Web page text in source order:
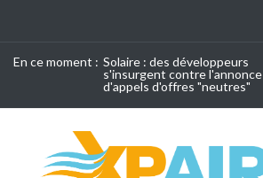
En ce moment : Solaire : des développeurs
s'insurgent contre l'annonce
d'appels d'offres "neutres"